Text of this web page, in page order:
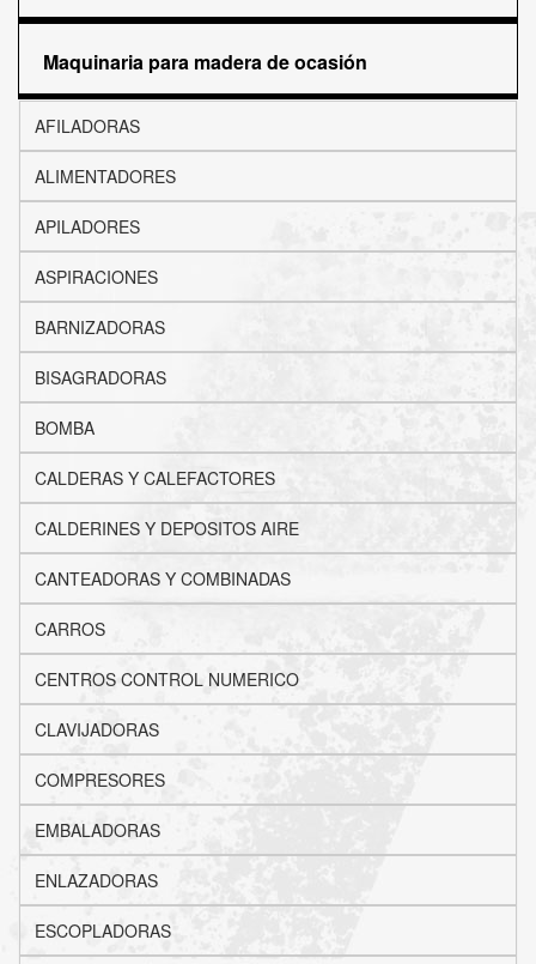
Maquinaria para madera de ocasión
AFILADORAS
ALIMENTADORES
APILADORES
ASPIRACIONES
BARNIZADORAS
BISAGRADORAS
BOMBA
CALDERAS Y CALEFACTORES
CALDERINES Y DEPOSITOS AIRE
CANTEADORAS Y COMBINADAS
CARROS
CENTROS CONTROL NUMERICO
CLAVIJADORAS
COMPRESORES
EMBALADORAS
ENLAZADORAS
ESCOPLADORAS